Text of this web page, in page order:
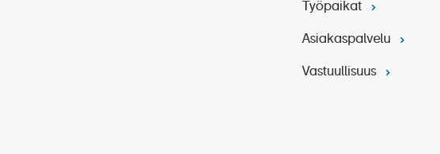
Työpaikat
Asiakaspalvelu
Vastuullisuus